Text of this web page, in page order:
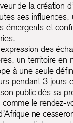
de la création
ses influences,
émergents et
des
un territoire en
à une seule
pendant 3 jours
public dès sa
comme le rendez-
ne